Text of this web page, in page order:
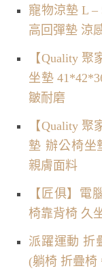
寵物涼墊 L –
高回彈墊 涼
【Quality
坐墊
皺耐磨
【Quality
墊 辦公椅坐
親膚面料
【匠俱】電
椅靠背椅 久
派躍運動 折
(躺椅 折疊椅